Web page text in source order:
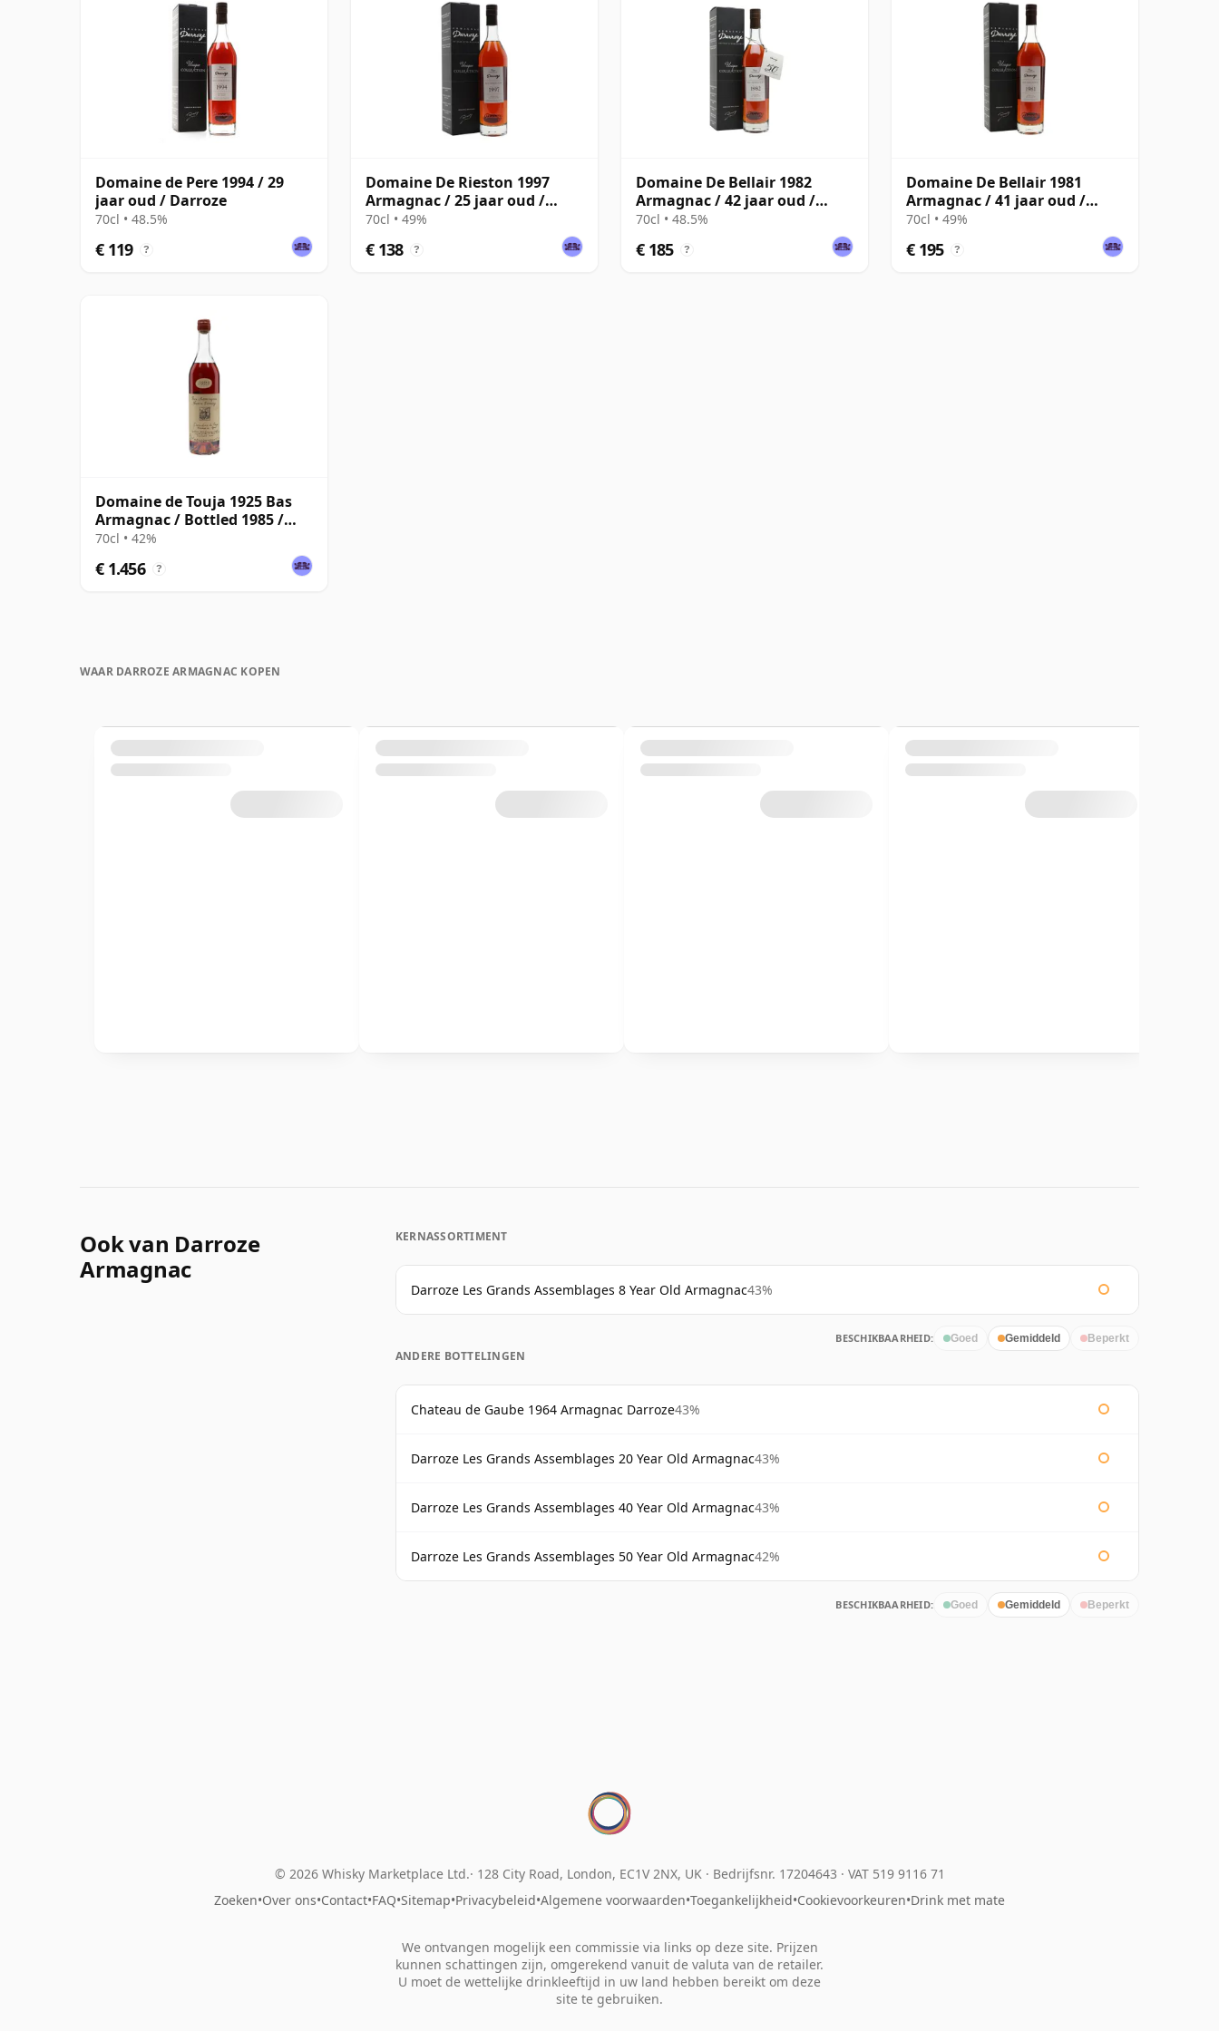
Domaine de Pere 1994 / 29
jaar oud / Darroze
70cl • 48.5%
€ 119 ?
Domaine De Rieston 1997
Armagnac / 25 jaar oud /
Darroze
70cl • 49%
€ 138 ?
Domaine De Bellair 1982
Armagnac / 42 jaar oud /
Darroze
70cl • 48.5%
€ 185 ?
Domaine De Bellair 1981
Armagnac / 41 jaar oud /
Darroze
70cl • 49%
€ 195 ?
Domaine de Touja 1925 Bas
Armagnac / Bottled 1985 /
Darroze
70cl • 42%
€ 1.456 ?
WAAR DARROZE ARMAGNAC KOPEN
Ook van Darroze
Armagnac
KERNASSORTIMENT
Darroze Les Grands Assemblages 8 Year Old Armagnac43%
BESCHIKBAARHEID: Goed Gemiddeld Beperkt
ANDERE BOTTELINGEN
Chateau de Gaube 1964 Armagnac Darroze43%
Darroze Les Grands Assemblages 20 Year Old Armagnac43%
Darroze Les Grands Assemblages 40 Year Old Armagnac43%
Darroze Les Grands Assemblages 50 Year Old Armagnac42%
BESCHIKBAARHEID: Goed Gemiddeld Beperkt
© 2026 Whisky Marketplace Ltd. 128 City Road, London, EC1V 2NX, UK · Bedrijfsnr. 17204643 · VAT 519 9116 71
Zoeken•Over ons•Contact•FAQ•Sitemap•Privacybeleid•Algemene voorwaarden•Toegankelijkheid•Cookievoorkeuren•Drink met mate
We ontvangen mogelijk een commissie via links op deze site. Prijzen
kunnen schattingen zijn, omgerekend vanuit de valuta van de retailer.
U moet de wettelijke drinkleeftijd in uw land hebben bereikt om deze
site te gebruiken.